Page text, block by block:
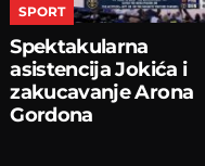
SPORT
Spektakularna
asistencija Jokića i
zakucavanje Arona
Gordona